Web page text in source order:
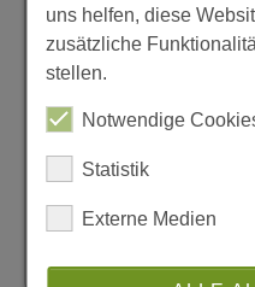
27.07.2026 |Pfarrei|
Öffnungszeiten
Sommerferien
Pfarrbüro und
während der
genauen Tages- und
Weiterlesen
uns helfen, diese
zusätzliche
stellen.
Notwendige
Statistik
Externe Medien